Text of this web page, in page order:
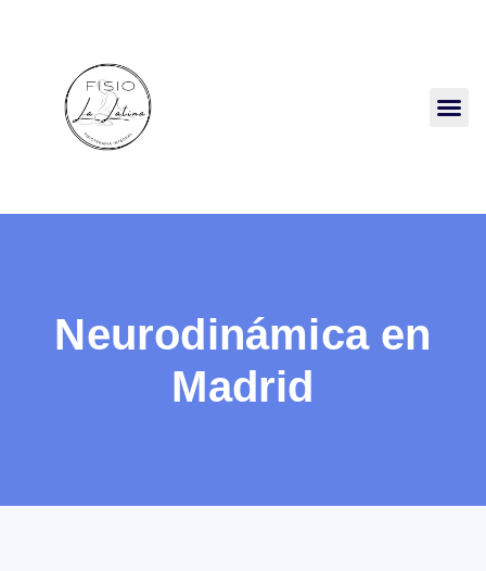
Neurodinámica en
Madrid